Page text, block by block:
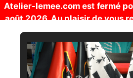
Atelier-lemee.com est fermé
août 2026. Au plaisir de vous
24 août !